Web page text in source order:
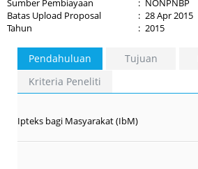
Sumber Pembiayaan : NONPNBP
Batas Upload Proposal
: 28 Apr 2015
Tahun
: 2015
Pendahuluan Tujuan
Kriteria Peneliti
Ipteks bagi Masyarakat (IbM)